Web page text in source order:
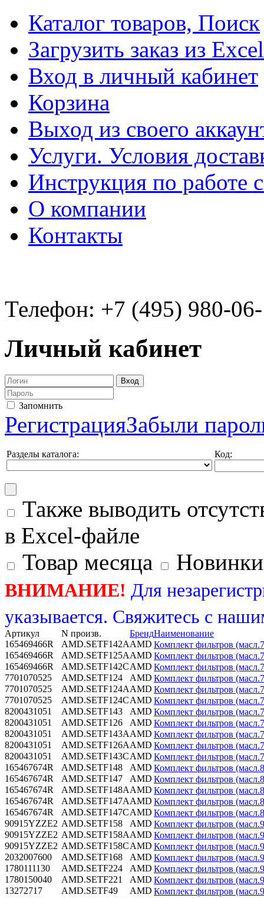
Каталог товаров, Поиск
Загрузить заказ из Excel
Вход в личный кабинет
Корзина
Выход из своего
Услуги. Условия
Инструкция по работе
О компании
Контакты
Телефон: +7 (495) 980-
Личный кабинет
Запомнить
РегистрацияЗабыли
Разделы каталога: Код:
Также выводить
в Excel-файле
Товар месяца
Новинки
ВНИМАНИЕ! Для
указывается. Свяжитесь с
Артикул N произв. БрендНаименование
165469466R
AMD.SETF142AAMD Комплект фильтров
165469466R
AMD.SETF125AAMD Комплект фильтров
165469466R
AMD.SETF142CAMD Комплект фильтров
7701070525
AMD.SETF124 AMD Комплект фильтров
7701070525
AMD.SETF124AAMD Комплект фильтров
7701070525
AMD.SETF124CAMD Комплект фильтров
8200431051
AMD.SETF143 AMD Комплект фильтров
8200431051
AMD.SETF126 AMD Комплект фильтров
8200431051
AMD.SETF143AAMD Комплект фильтров
8200431051
AMD.SETF126AAMD Комплект фильтров
8200431051
AMD.SETF143CAMD Комплект фильтров
165467674R
AMD.SETF148 AMD Комплект фильтров
165467674R
AMD.SETF147 AMD Комплект фильтров
165467674R
AMD.SETF148AAMD Комплект фильтров
165467674R
AMD.SETF147AAMD Комплект фильтров
165467674R
AMD.SETF147CAMD Комплект фильтров
90915YZZE2 AMD.SETF158 AMD Комплект фильтров
90915YZZE2 AMD.SETF158AAMD Комплект фильтров
90915YZZE2 AMD.SETF158CAMD Комплект фильтров
2032007600
AMD.SETF168 AMD Комплект фильтров
1780111130
AMD.SETF224 AMD Комплект фильтров
1780150040
AMD.SETF221 AMD Комплект фильтров
13272717
AMD.SETF49 AMD Комплект фильтров